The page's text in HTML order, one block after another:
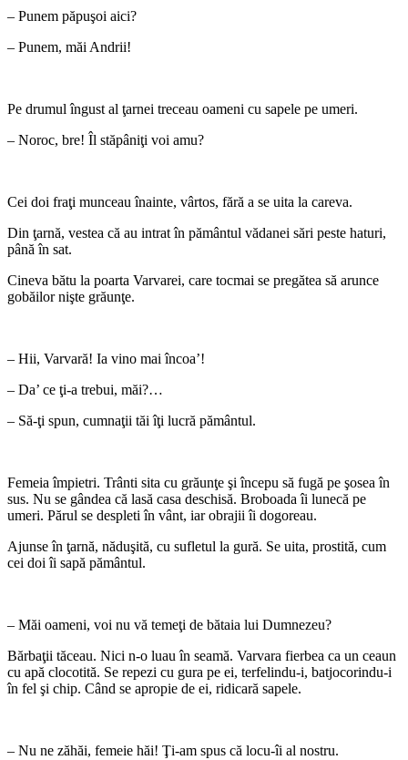
– Punem păpuşoi aici?
– Punem, măi Andrii!
Pe drumul îngust al ţarnei treceau oameni cu sapele pe umeri.
– Noroc, bre! Îl stăpâniţi voi amu?
Cei doi fraţi munceau înainte, vârtos, fără a se uita la careva.
Din ţarnă, vestea că au intrat în pământul vădanei sări peste haturi,
până în sat.
Cineva bătu la poarta Varvarei, care tocmai se pregătea să arunce
gobăilor nişte grăunţe.
– Hii, Varvară! Ia vino mai încoa’!
– Da’ ce ţi-a trebui, măi?…
– Să-ţi spun, cumnaţii tăi îţi lucră pământul.
Femeia împietri. Trânti sita cu grăunţe şi începu să fugă pe şosea în
sus. Nu se gândea că lasă casa deschisă. Broboada îi lunecă pe
umeri. Părul se despleti în vânt, iar obrajii îi dogoreau.
Ajunse în ţarnă, năduşită, cu sufletul la gură. Se uita, prostită, cum
cei doi îi sapă pământul.
– Măi oameni, voi nu vă temeţi de bătaia lui Dumnezeu?
Bărbaţii tăceau. Nici n-o luau în seamă. Varvara fierbea ca un ceaun
cu apă clocotită. Se repezi cu gura pe ei, terfelindu-i, batjocorindu-i
în fel şi chip. Când se apropie de ei, ridicară sapele.
– Nu ne zăhăi, femeie hăi! Ţi-am spus că locu-îi al nostru.